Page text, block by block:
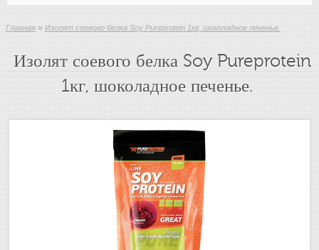
Главная » Изолят соевого белка Soy Pureprotein 1кг, шоколадное печенье.
Изолят соевого белка Soy Pureprotein
1кг, шоколадное печенье.